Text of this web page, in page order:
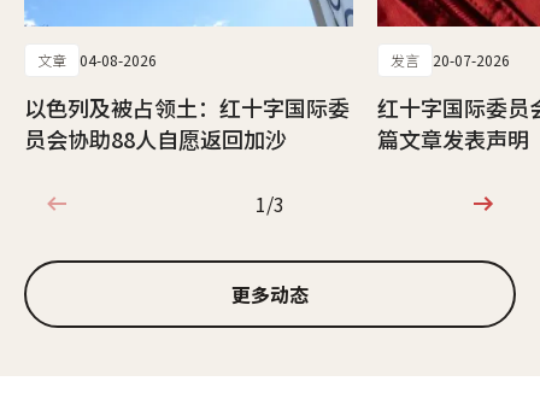
文章 04-08-2026
以色列及被占领土：红十字国际委
员会协助88人自愿返回加沙
发言 20-07-2026
红十字国际委员
篇文章发表声明
1/3
1/3
更多动态